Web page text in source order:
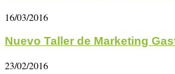
16/03/2016
Nuevo Taller de Marketing
23/02/2016